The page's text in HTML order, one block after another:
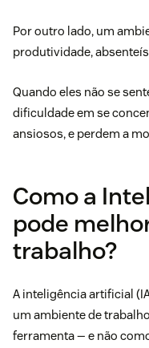
Por outro lado, um
produtividade,
Quando eles não se
dificuldade em se
ansiosos, e perdem a
Como a
pode
trabalho?
A inteligência artificial
um ambiente de
ferramenta — e não